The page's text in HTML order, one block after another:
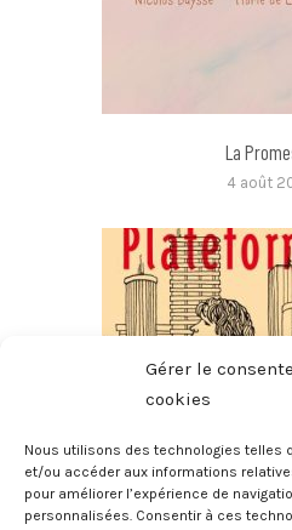
Gérer le
cookies
Nous utilisons des technologies telles
et/ou accéder aux informations
pour améliorer l’expérience de
personnalisées. Consentir à ces
La
4 août